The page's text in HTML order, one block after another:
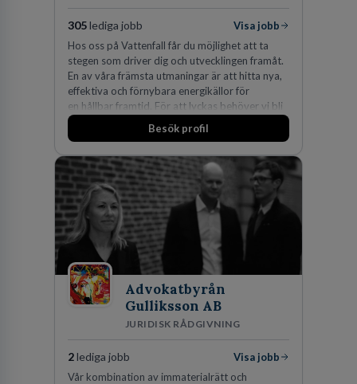
305lediga jobb
Visa jobb
Hos oss på Vattenfall får du möjlighet att ta
stegen som driver dig och utvecklingen framåt.
En av våra främsta utmaningar är att hitta nya,
effektiva och förnybara energikällor för
en hållbar framtid. För att lyckas behöver vi bli
fler medarbetare som vill göra skillnad.
Besök profil
Advokatbyrån
Gulliksson AB
JURIDISK RÅDGIVNING
2lediga jobb
Visa jobb
Vår kombination av immaterialrätt och